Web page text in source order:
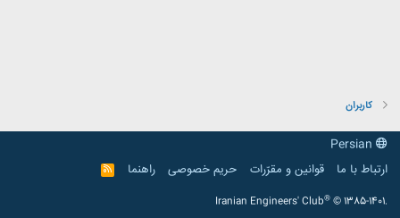
کاربران
ارتباط با ما
قوانین و مقرّرات حریم خصوصی راهنما
R
S
Iranian Engineers' Club® © 1385-1401.